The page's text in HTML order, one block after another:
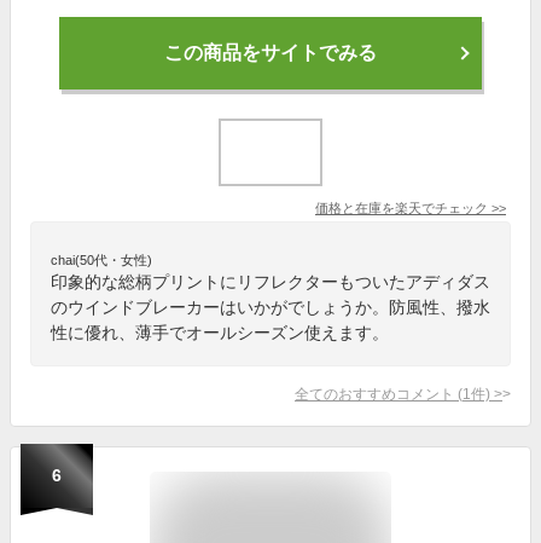
この商品をサイトでみる
価格と在庫を楽天でチェック >>
chai(50代・女性)
印象的な総柄プリントにリフレクターもついたアディダス
のウインドブレーカーはいかがでしょうか。防風性、撥水
性に優れ、薄手でオールシーズン使えます。
全てのおすすめコメント (1 件) >
6